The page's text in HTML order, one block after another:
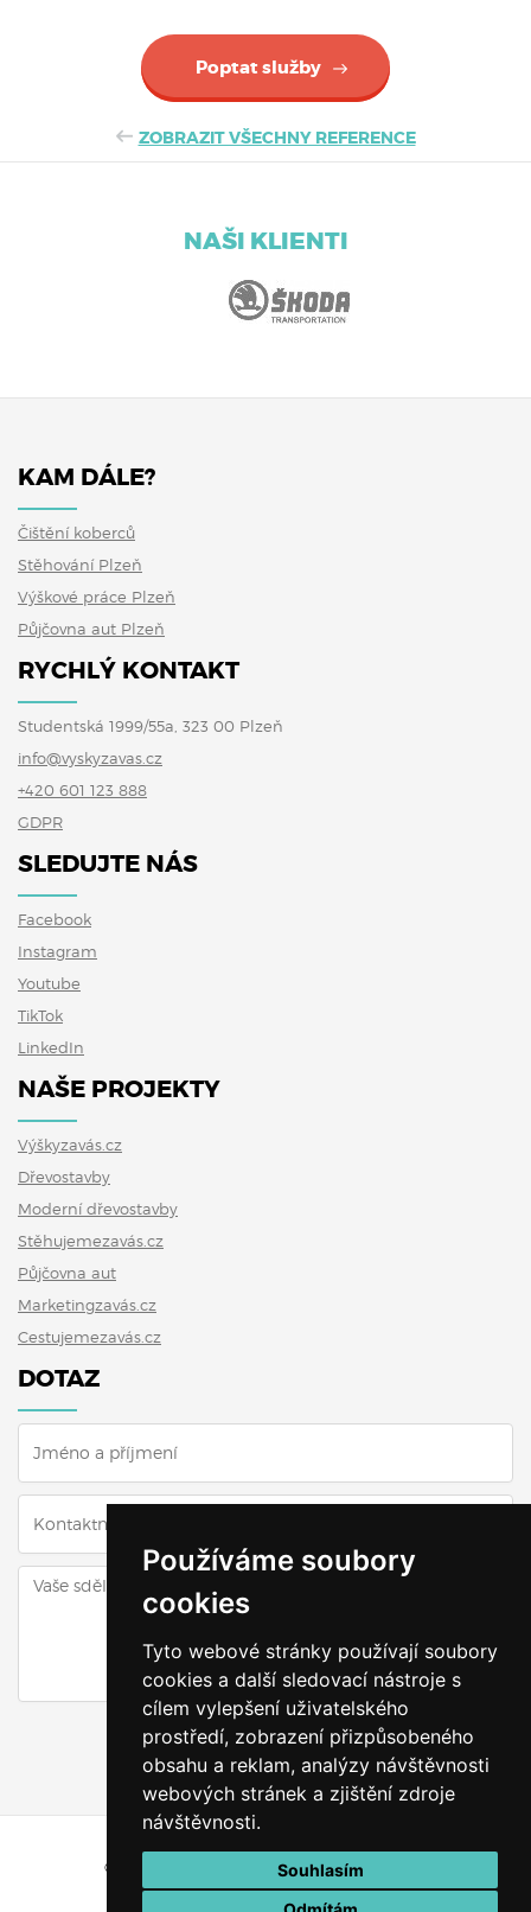
Používáme soubory
cookies
Tyto webové stránky používají soubory
cookies a další sledovací nástroje s
cílem vylepšení uživatelského
prostředí, zobrazení přizpůsobeného
obsahu a reklam, analýzy návštěvnosti
webových stránek a zjištění zdroje
návštěvnosti.
Souhlasím
Poptat služby
ZOBRAZIT VŠECHNY REFERENCE
NAŠI KLIENTI
KAM DÁLE?
Čištění koberců
Stěhování Plzeň
Výškové práce Plzeň
Půjčovna aut Plzeň
RYCHLÝ KONTAKT
Studentská 1999/55a, 323 00 Plzeň
info@vyskyzavas.cz
+420 601 123 888
GDPR
SLEDUJTE NÁS
Facebook
Instagram
Youtube
TikTok
LinkedIn
NAŠE PROJEKTY
Výškyzavás.cz
Dřevostavby
Moderní dřevostavby
Stěhujemezavás.cz
Půjčovna aut
Marketingzavás.cz
Cestujemezavás.cz
DOTAZ
ODESLAT DOTAZ
© Všechna práva vyhrazena Výškyzavás.cz